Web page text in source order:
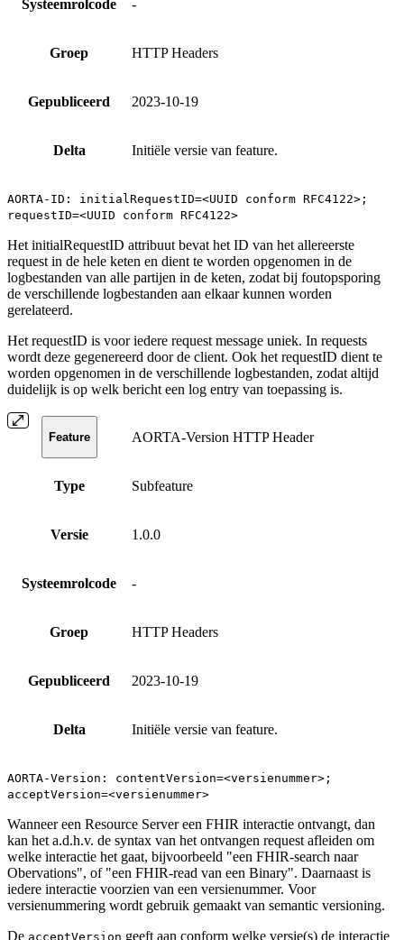
Systeemrolcode -
Groep HTTP Headers
Gepubliceerd 2023-10-19
Delta Initiële versie van feature.
AORTA-ID: initialRequestID=<UUID conform RFC4122>;
requestID=<UUID conform RFC4122>
Het initialRequestID attribuut bevat het ID van het allereerste
request in de hele keten en dient te worden opgenomen in de
logbestanden van alle partijen in de keten, zodat bij foutopsporing
de verschillende logbestanden aan elkaar kunnen worden
gerelateerd.
Het requestID is voor iedere request message uniek. In requests
wordt deze gegenereerd door de client. Ook het requestID dient te
worden opgenomen in de verschillende logbestanden, zodat altijd
duidelijk is op welk bericht een log entry van toepassing is.
Feature AORTA-Version HTTP Header
Type Subfeature
Versie 1.0.0
Systeemrolcode -
Groep HTTP Headers
Gepubliceerd 2023-10-19
Delta Initiële versie van feature.
AORTA-Version: contentVersion=<versienummer>;
acceptVersion=<versienummer>
Wanneer een Resource Server een FHIR interactie ontvangt, dan
kan het a.d.h.v. de syntax van het ontvangen request afleiden om
welke interactie het gaat, bijvoorbeeld "een FHIR-search naar
Obervations", of "een FHIR-read van een Binary". Daarnaast is
iedere interactie voorzien van een versienummer. Voor
versienummering wordt gebruik gemaakt van semantic versioning.
De acceptVersion geeft aan conform welke versie(s) de interactie